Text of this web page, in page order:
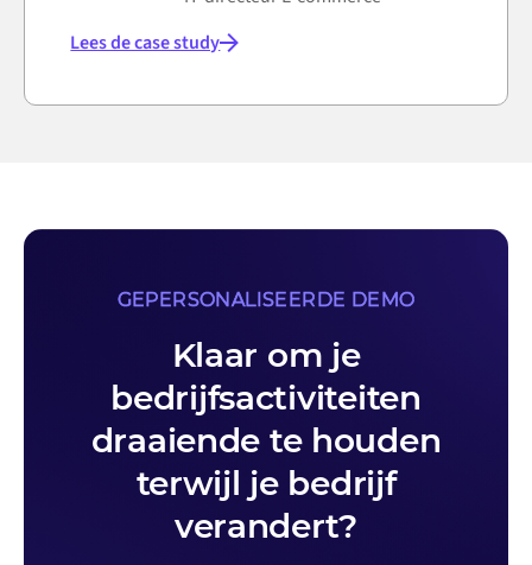
Lees de case study
GEPERSONALISEERDE DEMO
Klaar om je
bedrijfsactiviteiten
draaiende te houden
terwijl je bedrijf
verandert?